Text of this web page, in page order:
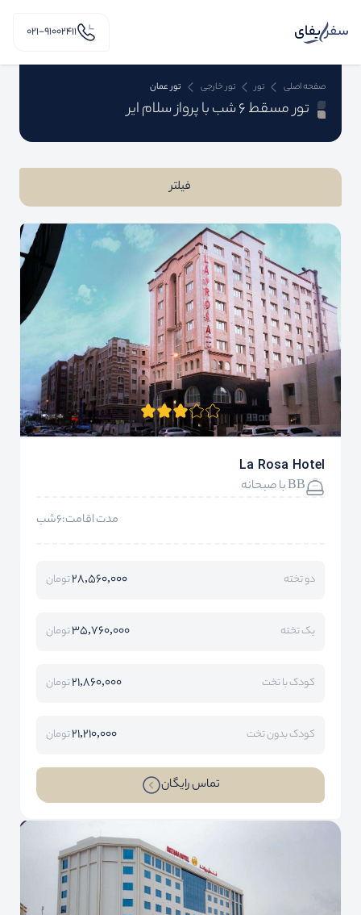
۰۲۱-91002411
صفحه اصلی تور تور خارجی تور عمان
تور مسقط 6 شب با پرواز سلام ایر
فیلتر
La Rosa Hotel
BB با صبحانه
مدت اقامت:6شب
دو تخته 28,560,000تومان
یک تخته 35,760,000تومان
کودک با تخت 21,860,000تومان
کودک بدون تخت 21,210,000تومان
تماس رایگان